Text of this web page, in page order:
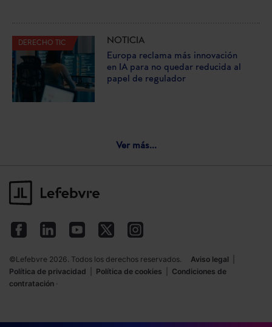
DERECHO TIC
NOTICIA
Europa reclama más innovación
en IA para no quedar reducida al
papel de regulador
Ver más...
©Lefebvre 2026. Todos los derechos reservados. Aviso legal
Política de privacidad
Política de cookies
Condiciones de
contratación ·